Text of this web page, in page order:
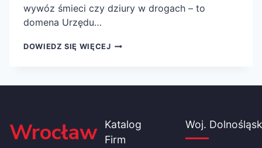
wywóz śmieci czy dziury w drogach – to
domena Urzędu…
DOWIEDZ SIĘ WIĘCEJDOLNOŚLĄSKI
WROCŁAWIU
Wrocław
Katalog
Firm
Woj.